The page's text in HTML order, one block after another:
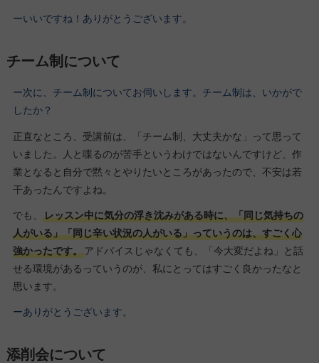
ーいいですね！ありがとうございます。
チーム制について
ー次に、チーム制についてお伺いします。チーム制は、いかがで
したか？
正直なところ、受講前は、「チーム制、大丈夫かな」って思って
いました。人と喋るのが苦手というわけではないんですけど、作
業となると自分で黙々とやりたいところがあったので、不安は若
干あったんですよね。
でも、
レッスン中に気分の浮き沈みがある時に、「同じ気持ちの
人がいる」「同じ辛い状況の人がいる」っていうのは、すごく心
強かったです。アドバイスじゃなくても、「今大変だよね」と話
せる環境があるっていうのが、私にとってはすごく良かったなと
思います。
ーありがとうございます。
添削会について